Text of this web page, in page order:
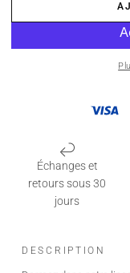
Échanges et
retours sous 30
jours
DESCRIPTION